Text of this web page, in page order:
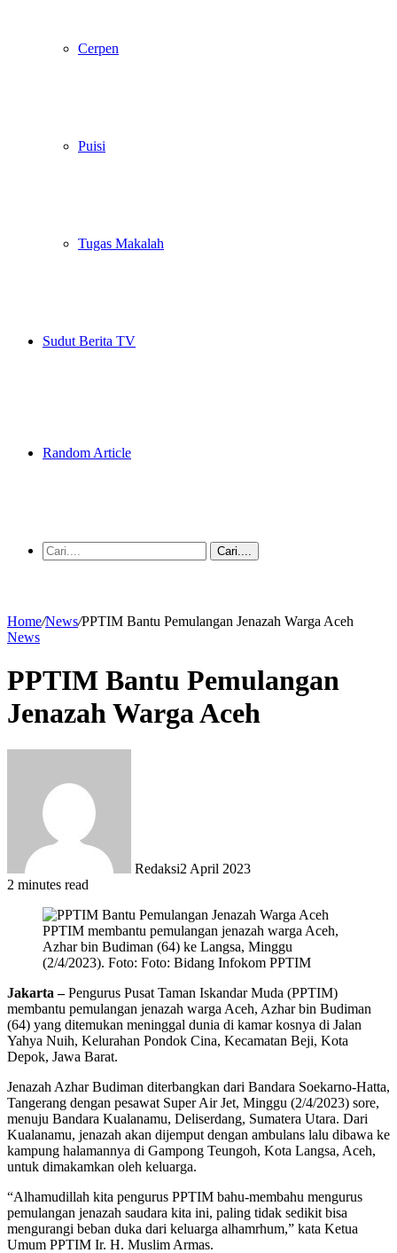
Cerpen
Puisi
Tugas Makalah
Sudut Berita TV
Random Article
Cari....
Home/News/PPTIM Bantu Pemulangan Jenazah Warga Aceh
News
PPTIM Bantu Pemulangan
Jenazah Warga Aceh
Redaksi2 April 2023
2 minutes read
PPTIM membantu pemulangan jenazah warga Aceh,
Azhar bin Budiman (64) ke Langsa, Minggu
(2/4/2023). Foto: Foto: Bidang Infokom PPTIM
Jakarta –Pengurus Pusat Taman Iskandar Muda (PPTIM)
membantu pemulangan jenazah warga Aceh, Azhar bin Budiman
(64) yang ditemukan meninggal dunia di kamar kosnya di Jalan
Yahya Nuih, Kelurahan Pondok Cina, Kecamatan Beji, Kota
Depok, Jawa Barat.
Jenazah Azhar Budiman diterbangkan dari Bandara Soekarno-Hatta,
Tangerang dengan pesawat Super Air Jet, Minggu (2/4/2023) sore,
menuju Bandara Kualanamu, Deliserdang, Sumatera Utara. Dari
Kualanamu, jenazah akan dijemput dengan ambulans lalu dibawa ke
kampung halamannya di Gampong Teungoh, Kota Langsa, Aceh,
untuk dimakamkan oleh keluarga.
“Alhamudillah kita pengurus PPTIM bahu-membahu mengurus
pemulangan jenazah saudara kita ini, paling tidak sedikit bisa
mengurangi beban duka dari keluarga alhamrhum,” kata Ketua
Umum PPTIM Ir. H. Muslim Armas.